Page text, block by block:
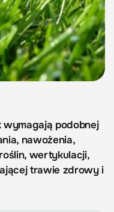
wymagają podobnej
nawożenia,
wertykulacji,
trawie zdrowy i